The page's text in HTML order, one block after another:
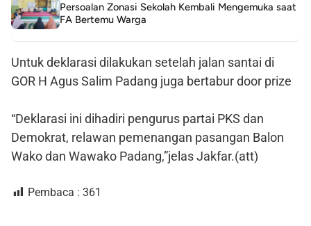
Persoalan Zonasi Sekolah Kembali Mengemuka saat
FA Bertemu Warga
Untuk deklarasi dilakukan setelah jalan santai di
GOR H Agus Salim Padang juga bertabur door prize
“Deklarasi ini dihadiri pengurus partai PKS dan
Demokrat, relawan pemenangan pasangan Balon
Wako dan Wawako Padang,”jelas Jakfar.(att)
Pembaca : 361